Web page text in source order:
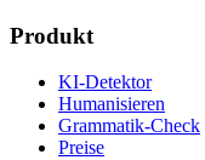
Produkt
KI-Detektor
Humanisieren
Grammatik-Check
Preise